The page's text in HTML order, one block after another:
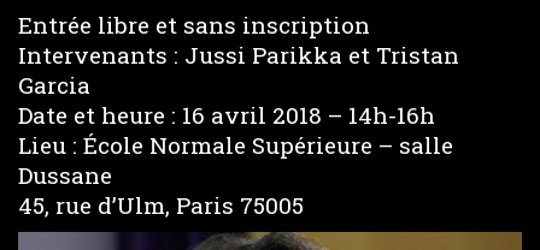
Entrée libre et sans inscription
Intervenants : Jussi Parikka et Tristan
Garcia
Date et heure : 16 avril 2018 – 14h-16h
Lieu : École Normale Supérieure – salle
Dussane
45, rue d’Ulm, Paris 75005